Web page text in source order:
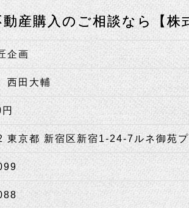
産購入のご相談なら【株
企画
西田大輔
東京都 新宿区新宿1-24-7ルネ御苑